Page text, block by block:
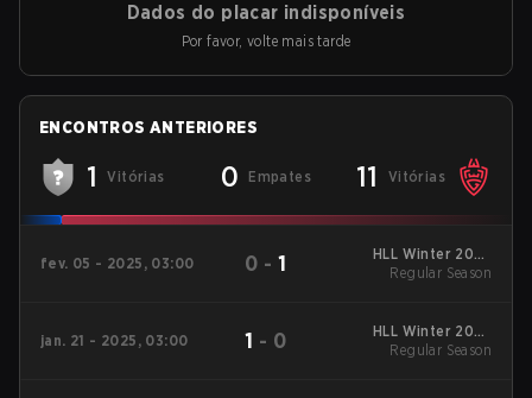
Dados do placar indisponíveis
Por favor, volte mais tarde
ENCONTROS ANTERIORES
1 Vitórias 0 Empates 11 Vitórias
fev. 05 - 2025, 03:00 0 -1
HLL Winter 2025
Regular Season
Regular Season
jan. 21 - 2025, 03:00 1 - 0
HLL Winter 2025
Regular Season
Regular Season